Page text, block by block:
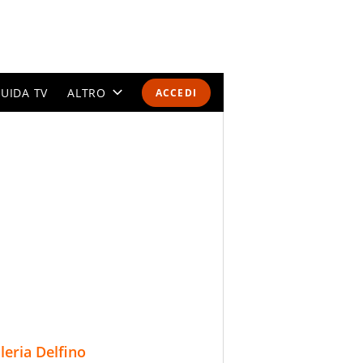
ACCEDI
TV ALTRO
Delfino